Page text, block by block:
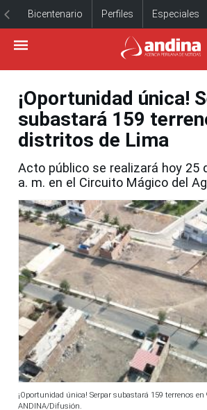
Bicentenario Perfiles Especiales
¡Oportunidad única!
subastará 159
distritos de Lima
Acto público se realizará hoy 25
a. m. en el Circuito Mágico del
¡Oportunidad única! Serpar subastará 159 terrenos
ANDINA/Difusión.